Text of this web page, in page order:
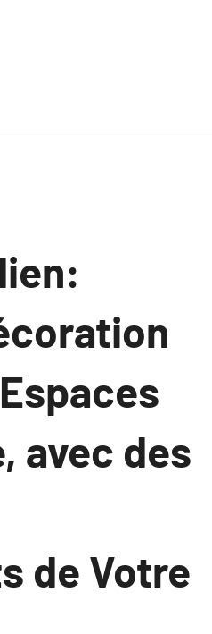
avec des
de Votre